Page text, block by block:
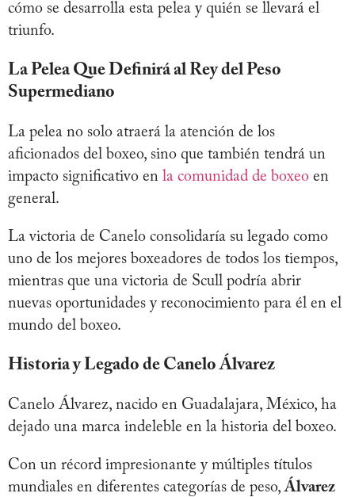
cómo se desarrolla esta pelea y quién se llevará el
triunfo.
La Pelea Que Definirá al Rey del Peso
Supermediano
La pelea no solo atraerá la atención de los
aficionados del boxeo, sino que también tendrá un
impacto significativo en la comunidad de boxeo en
general.
La victoria de Canelo consolidaría su legado como
uno de los mejores boxeadores de todos los tiempos,
mientras que una victoria de Scull podría abrir
nuevas oportunidades y reconocimiento para él en el
mundo del boxeo.
Historia y Legado de Canelo Álvarez
Canelo Álvarez, nacido en Guadalajara, México, ha
dejado una marca indeleble en la historia del boxeo.
Con un récord impresionante y múltiples títulos
mundiales en diferentes categorías de peso,Álvarez